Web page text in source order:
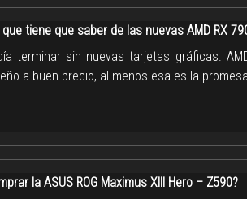
tiene que saber de las nuevas AMD RX
terminar sin nuevas tarjetas gráficas.
a buen precio, al menos esa es la promesa.
la ASUS ROG Maximus XIII Hero – Z590?